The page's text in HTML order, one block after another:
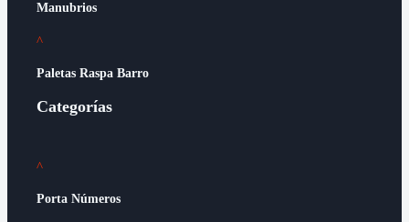
Manubrios
^
Paletas Raspa Barro
Categorías
^
Porta Números